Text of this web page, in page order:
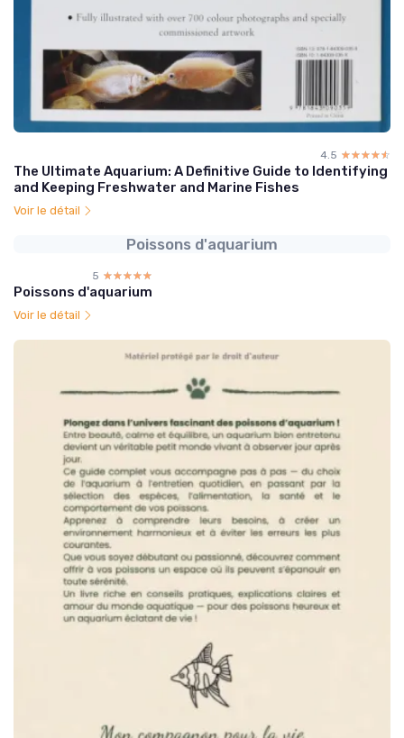
4.5 ☆☆☆☆☆
★★★★★
The Ultimate Aquarium: A Definitive Guide to Identifying
and Keeping Freshwater and Marine Fishes
Voir le détail
Poissons d'aquarium
5 ☆☆☆☆☆
★★★★★
Poissons d'aquarium
Voir le détail